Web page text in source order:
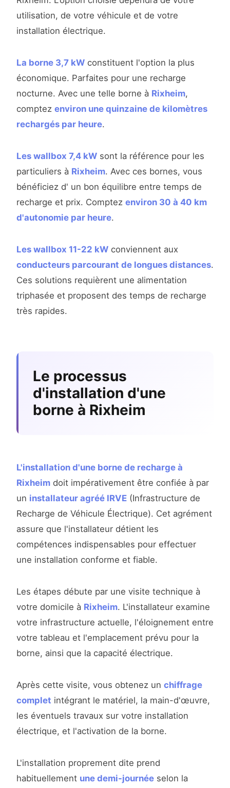
utilisation, de votre véhicule et de votre
installation électrique.
La borne 3,7 kW constituent l'option la plus
économique. Parfaites pour une recharge
nocturne. Avec une telle borne à Rixheim,
comptez environ une quinzaine de kilomètres
rechargés par heure.
Les wallbox 7,4 kW sont la référence pour les
particuliers à Rixheim. Avec ces bornes, vous
bénéficiez d' un bon équilibre entre temps de
recharge et prix. Comptez environ 30 à 40 km
d'autonomie par heure.
Les wallbox 11-22 kW conviennent aux
conducteurs parcourant de longues distances.
Ces solutions requièrent une alimentation
triphasée et proposent des temps de recharge
très rapides.
Le processus
d'installation d'une
borne à Rixheim
L'installation d'une borne de recharge à
Rixheim doit impérativement être confiée à par
un installateur agréé IRVE (Infrastructure de
Recharge de Véhicule Électrique). Cet agrément
assure que l'installateur détient les
compétences indispensables pour effectuer
une installation conforme et fiable.
Les étapes débute par une visite technique à
votre domicile à Rixheim. L'installateur examine
votre infrastructure actuelle, l'éloignement entre
votre tableau et l'emplacement prévu pour la
borne, ainsi que la capacité électrique.
Après cette visite, vous obtenez un chiffrage
complet intégrant le matériel, la main-d'œuvre,
les éventuels travaux sur votre installation
électrique, et l'activation de la borne.
L'installation proprement dite prend
habituellement une demi-journée selon la